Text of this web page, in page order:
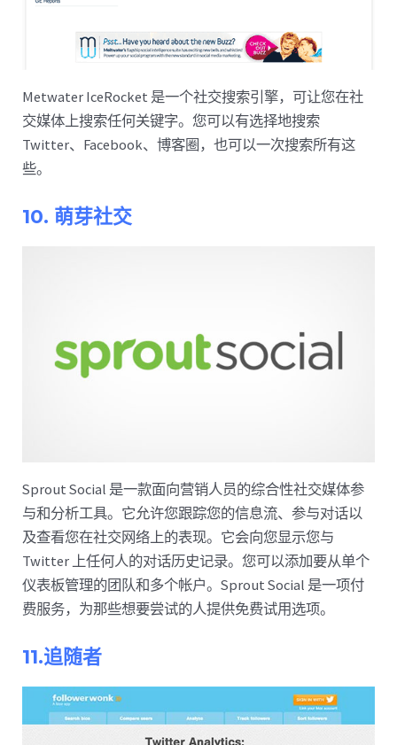
Metwater IceRocket 是一个社交搜索引擎，可让您在社
交媒体上搜索任何关键字。您可以有选择地搜索
Twitter、Facebook、博客圈，也可以一次搜索所有这
些。
10. 萌芽社交
Sprout Social 是一款面向营销人员的综合性社交媒体参
与和分析工具。它允许您跟踪您的信息流、参与对话以
及查看您在社交网络上的表现。它会向您显示您与
Twitter 上任何人的对话历史记录。您可以添加要从单个
仪表板管理的团队和多个帐户。Sprout Social 是一项付
费服务​​，为那些想要尝试的人提供免费试用选项。
11.追随者